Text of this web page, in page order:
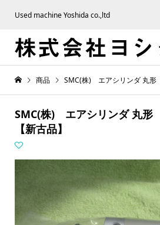
Used machine Yoshida co.,ltd
商品 SMC(株) エアシリンダ 丸形
SMC(株) エアシリンダ 丸形
【新古品】